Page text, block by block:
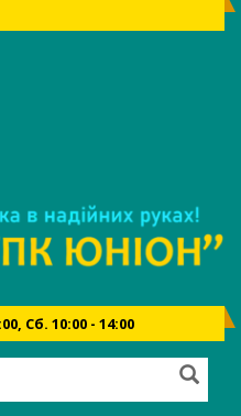
Сб. 10:00 - 14:00